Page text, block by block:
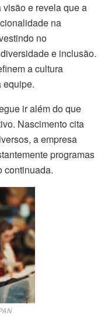
e revela que a
na
no
e inclusão.
a cultura
equipe.
ir além do que
Nascimento cita
a empresa
programas
continuada.